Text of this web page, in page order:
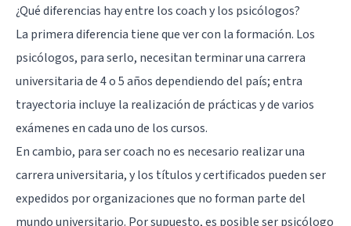
¿Qué diferencias hay entre los coach y los psicólogos?
La primera diferencia tiene que ver con la formación. Los
psicólogos, para serlo, necesitan terminar una carrera
universitaria de 4 o 5 años dependiendo del país; entra
trayectoria incluye la realización de prácticas y de varios
exámenes en cada uno de los cursos.
En cambio, para ser coach no es necesario realizar una
carrera universitaria, y los títulos y certificados pueden ser
expedidos por organizaciones que no forman parte del
mundo universitario. Por supuesto, es posible ser psicólogo